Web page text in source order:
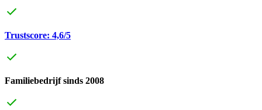
Trustscore: 4,6/5
Familiebedrijf sinds 2008